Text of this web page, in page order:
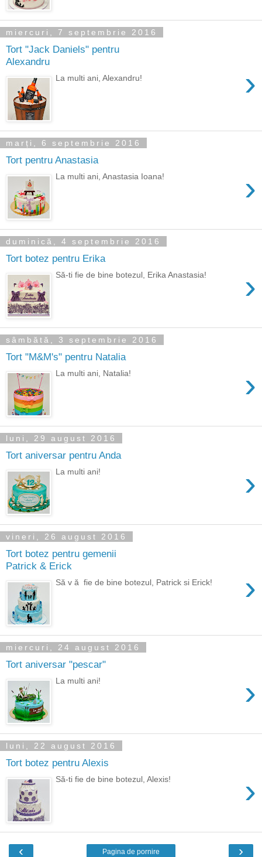
miercuri, 7 septembrie 2016
Tort "Jack Daniels" pentru
Alexandru
›
La multi ani, Alexandru!
marți, 6 septembrie 2016
Tort pentru Anastasia
›
La multi ani, Anastasia Ioana!
duminică, 4 septembrie 2016
Tort botez pentru Erika
›
Să-ti fie de bine botezul, Erika Anastasia!
sâmbătă, 3 septembrie 2016
Tort "M&M's" pentru Natalia
›
La multi ani, Natalia!
luni, 29 august 2016
Tort aniversar pentru Anda
›
La multi ani!
vineri, 26 august 2016
Tort botez pentru gemenii
Patrick & Erick
›
Să v ă fie de bine botezul, Patrick si Erick!
miercuri, 24 august 2016
Tort aniversar "pescar"
›
La multi ani!
luni, 22 august 2016
Tort botez pentru Alexis
›
Să-ti fie de bine botezul, Alexis!
‹ ›
Pagina de pornire